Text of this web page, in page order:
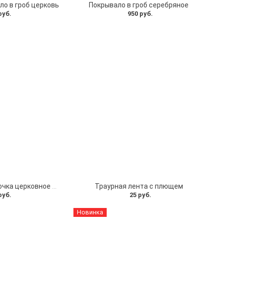
в гроб церковь Покрывало в гроб серебряное
950 руб.
Траурная лента с плющем
25 руб.
Новинка